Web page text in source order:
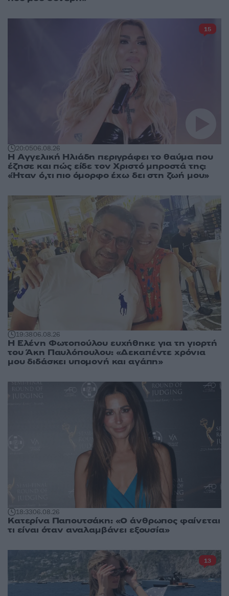
20:0506.08.26
Η Αγγελική Ηλιάδη περιγράφει το θαύμα που
έζησε και πώς είδε τον Χριστό μπροστά της:
«Ήταν ό,τι πιο όμορφο έχω δει στη ζωή μου»
15
19:3806.08.26
Η Ελένη Φωτοπούλου ευχήθηκε για τη γιορτή
του Άκη Παυλόπουλου: «Δεκαπέντε χρόνια
μου διδάσκει υπομονή και αγάπη»
18:3306.08.26
Κατερίνα Παπουτσάκη: «Ο άνθρωπος φαίνεται
τι είναι όταν αναλαμβάνει εξουσία»
13